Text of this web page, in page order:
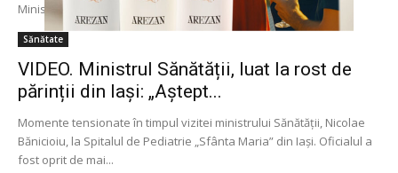
Ministerului Transporturilor, a fost modificat...
Sănătate
VIDEO. Ministrul Sănătății, luat la rost de
părinții din Iași: „Aștept...
Momente tensionate în timpul vizitei ministrului Sănătăţii, Nicolae
Bănicioiu, la Spitalul de Pediatrie „Sfânta Maria” din Iaşi. Oficialul a
fost oprit de mai...